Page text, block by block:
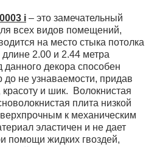
i – это замечательный
всех видов помещений,
на место стыка потолка
2.00 и 2.44 метра
декора способен
не узнаваемости, придав
и шик. Волокнистая
плита низкой
к механическим
эластичен и не дает
помощи жидких гвоздей,